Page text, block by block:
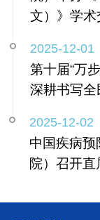
文）》学
2025-12-01
第十届“万
深耕书写
2025-12-02
中国疾病
院）召开直